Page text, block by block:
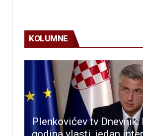
KOLUMNE
Plenkovićev tv Dnevnik: